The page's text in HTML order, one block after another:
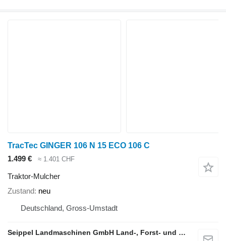
TracTec GINGER 106 N 15 ECO 106 C
1.499 €
≈ 1.401 CHF
Traktor-Mulcher
Zustand neu
Deutschland, Gross-Umstadt
Seippel Landmaschinen GmbH Land-, Forst- und Gartentechnik